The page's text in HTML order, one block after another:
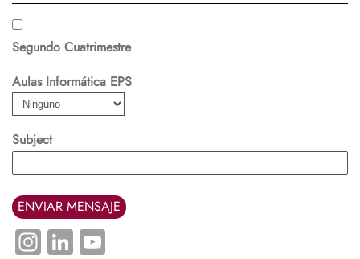
Segundo Cuatrimestre
Aulas Informática EPS
Subject
Instagram
LinkedIn